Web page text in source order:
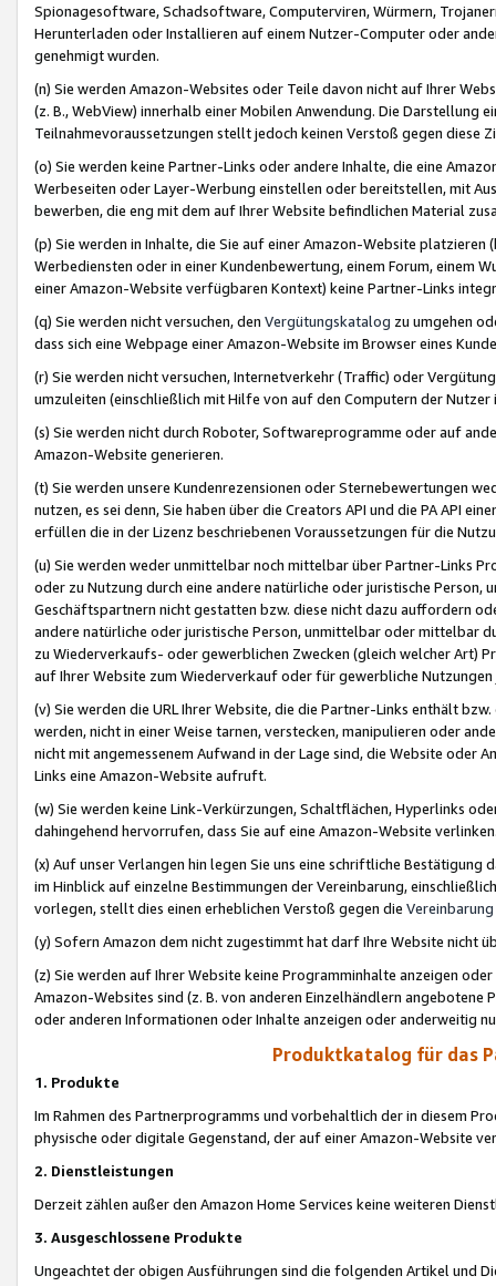
Spionagesoftware, Schadsoftware, Computerviren, Würmern,
Herunterladen oder Installieren auf einem Nutzer-Computer oder
genehmigt wurden.
(n) Sie werden Amazon-Websites oder Teile davon nicht auf Ihrer
(z. B., WebView) innerhalb einer Mobilen Anwendung. Die Darstellung
Teilnahmevoraussetzungen stellt jedoch keinen Verstoß gegen diese
(o) Sie werden keine Partner-Links oder andere Inhalte, die eine
Werbeseiten oder Layer-Werbung einstellen oder bereitstellen, mit
bewerben, die eng mit dem auf Ihrer Website befindlichen Material
(p) Sie werden in Inhalte, die Sie auf einer Amazon-Website
Werbediensten oder in einer Kundenbewertung, einem Forum, einem
einer Amazon-Website verfügbaren Kontext) keine Partner-Links
(q) Sie werden nicht versuchen, den Vergütungskatalog zu umgehen
dass sich eine Webpage einer Amazon-Website im Browser eines
(r) Sie werden nicht versuchen, Internetverkehr (Traffic) oder
umzuleiten (einschließlich mit Hilfe von auf den Computern der
(s) Sie werden nicht durch Roboter, Softwareprogramme oder auf
Amazon-Website generieren.
(t) Sie werden unsere Kundenrezensionen oder Sternebewertungen
nutzen, es sei denn, Sie haben über die Creators API und die PA API
erfüllen die in der Lizenz beschriebenen Voraussetzungen für die
(u) Sie werden weder unmittelbar noch mittelbar über Partner-Links
oder zu Nutzung durch eine andere natürliche oder juristische
Geschäftspartnern nicht gestatten bzw. diese nicht dazu auffordern
andere natürliche oder juristische Person, unmittelbar oder mittelbar
zu Wiederverkaufs- oder gewerblichen Zwecken (gleich welcher Art)
auf Ihrer Website zum Wiederverkauf oder für gewerbliche
(v) Sie werden die URL Ihrer Website, die die Partner-Links enthält
werden, nicht in einer Weise tarnen, verstecken, manipulieren oder
nicht mit angemessenem Aufwand in der Lage sind, die Website oder
Links eine Amazon-Website aufruft.
(w) Sie werden keine Link-Verkürzungen, Schaltflächen, Hyperlinks
dahingehend hervorrufen, dass Sie auf eine Amazon-Website
(x) Auf unser Verlangen hin legen Sie uns eine schriftliche
im Hinblick auf einzelne Bestimmungen der Vereinbarung,
vorlegen, stellt dies einen erheblichen Verstoß gegen die Vereinbarung
(y) Sofern Amazon dem nicht zugestimmt hat darf Ihre Website nicht
(z) Sie werden auf Ihrer Website keine Programminhalte anzeigen
Amazon-Websites sind (z. B. von anderen Einzelhändlern
oder anderen Informationen oder Inhalte anzeigen oder anderweitig
Produktkatalog für das
1. Produkte
Im Rahmen des Partnerprogramms und vorbehaltlich der in diesem
physische oder digitale Gegenstand, der auf einer Amazon-Website
2. Dienstleistungen
Derzeit zählen außer den Amazon Home Services keine weiteren
3. Ausgeschlossene Produkte
Ungeachtet der obigen Ausführungen sind die folgenden Artikel und